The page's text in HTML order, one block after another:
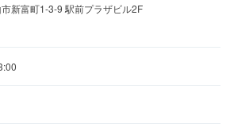
新富町1-3-9 駅前プラザビル2F